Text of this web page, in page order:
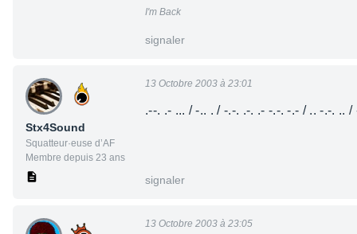
I'm Back
signaler
Stx4Sound
Squatteur·euse d’AF
Membre depuis 23 ans
13 Octobre 2003 à 23:01
.--. .- ... / -.. . / -.-. .-. .- -.-. -.- / .. -.-. ..
signaler
13 Octobre 2003 à 23:05